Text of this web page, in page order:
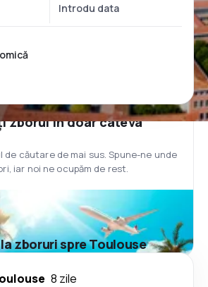
zborul în doar câteva
de căutare de mai sus. Spune-ne unde
iar noi ne ocupăm de rest.
zboruri spre Toulouse
8 zile